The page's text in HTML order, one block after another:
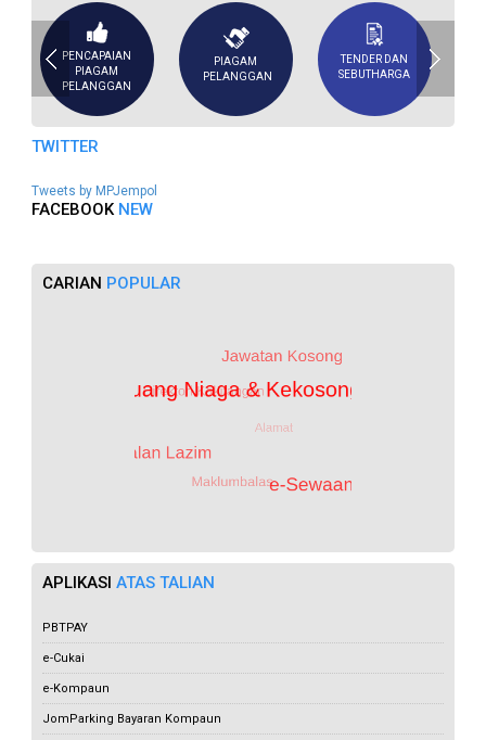
PENCAPAIAN
PIAGAM
PELANGGAN
PIAGAM
PELANGGAN
TENDER DAN
SEBUTHARGA
TWITTER
Tweets by MPJempol
FACEBOOKNEW
CARIAN POPULAR
APLIKASI ATAS TALIAN
PBTPAY
e-Cukai
e-Kompaun
JomParking Bayaran Kompaun